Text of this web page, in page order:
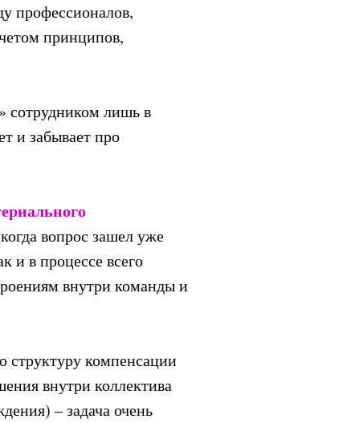
профессионалов,
принципов,
сотрудником лишь в
и забывает про
вопрос зашел уже
и в процессе всего
внутри команды и
структуру компенсации
внутри коллектива
– задача очень